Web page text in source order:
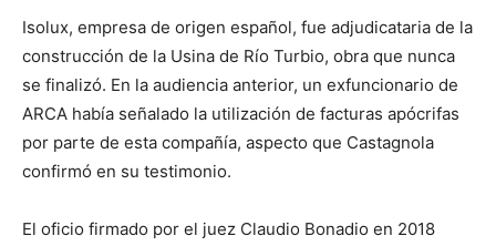
Isolux, empresa de origen español, fue adjudicataria de la
construcción de la Usina de Río Turbio, obra que nunca
se finalizó. En la audiencia anterior, un exfuncionario de
ARCA había señalado la utilización de facturas apócrifas
por parte de esta compañía, aspecto que Castagnola
confirmó en su testimonio.
El oficio firmado por el juez Claudio Bonadio en 2018